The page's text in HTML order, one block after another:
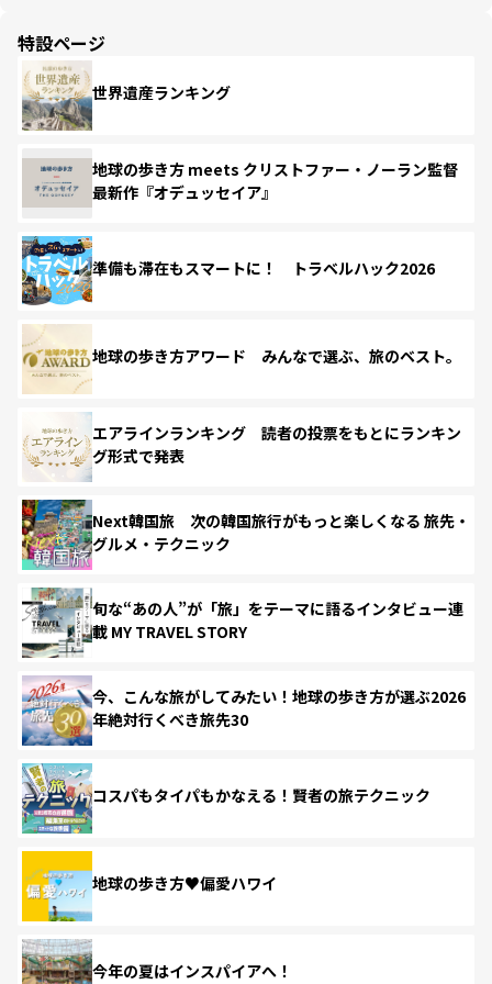
特設ページ
世界遺産ランキング
地球の歩き方 meets クリストファー・ノーラン監督
最新作『オデュッセイア』
準備も滞在もスマートに！ トラベルハック2026
地球の歩き方アワード みんなで選ぶ、旅のベスト。
エアラインランキング 読者の投票をもとにランキン
グ形式で発表
Next韓国旅 次の韓国旅行がもっと楽しくなる 旅先・
グルメ・テクニック
旬な“あの人”が「旅」をテーマに語るインタビュー連
載 MY TRAVEL STORY
今、こんな旅がしてみたい！地球の歩き方が選ぶ2026
年絶対行くべき旅先30
コスパもタイパもかなえる！賢者の旅テクニック
地球の歩き方♥偏愛ハワイ
今年の夏はインスパイアへ！